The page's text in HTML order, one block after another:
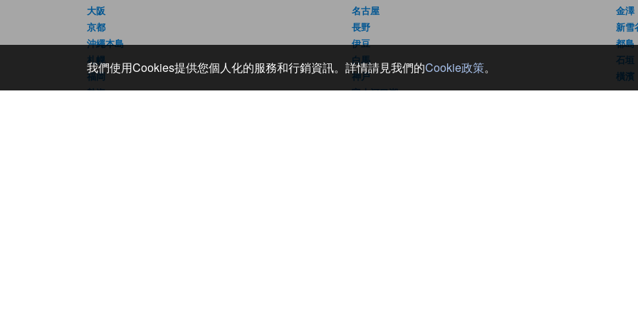
大阪
京都
沖繩本島
札幌
福岡
熱海
名古屋
長野
伊豆
白馬
神戸
富士河口湖
金澤
新雪
都島
石垣
橫濱
我們使用Cookies提供您個人化的服務和行銷資訊。詳情請見我們的Cookie政策。